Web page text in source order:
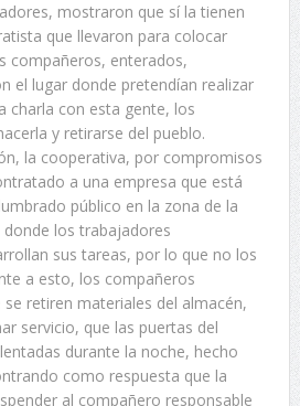
mostraron que sí la tienen
que llevaron para colocar
compañeros, enterados,
el lugar donde pretendían realizar
charla con esta gente, los
y retirarse del pueblo.
la cooperativa, por compromisos
a una empresa que está
público en la zona de la
los trabajadores
sus tareas, por lo que no los
a esto, los compañeros
retiren materiales del almacén,
servicio, que las puertas del
durante la noche, hecho
como respuesta que la
al compañero responsable